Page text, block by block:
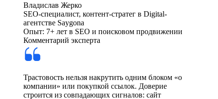
Владислав Жерко
SEO-специалист, контент-стратег в Digital-
агентстве Saygona
Опыт: 7+ лет в SEO и поисковом продвижении
Комментарий эксперта
Трастовость нельзя накрутить одним блоком «о
компании» или покупкой ссылок. Доверие
строится из совпадающих сигналов: сайт